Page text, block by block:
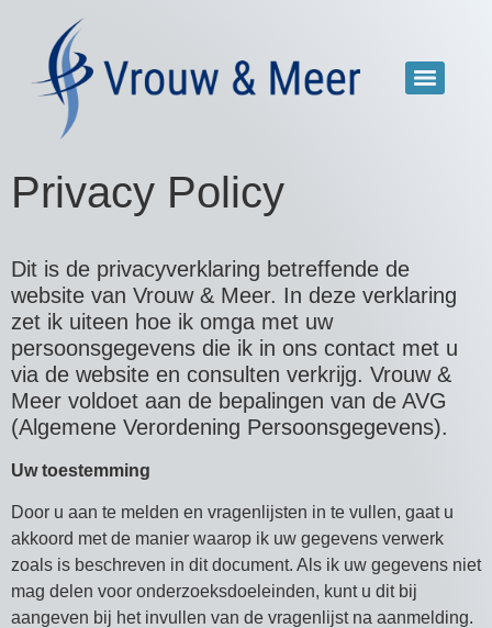
Privacy Policy
Dit is de privacyverklaring betreffende de
website van Vrouw & Meer. In deze verklaring
zet ik uiteen hoe ik omga met uw
persoonsgegevens die ik in ons contact met u
via de website en consulten verkrijg. Vrouw &
Meer voldoet aan de bepalingen van de AVG
(Algemene Verordening Persoonsgegevens).
Uw toestemming
Door u aan te melden en vragenlijsten in te vullen, gaat u
akkoord met de manier waarop ik uw gegevens verwerk
zoals is beschreven in dit document. Als ik uw gegevens niet
mag delen voor onderzoeksdoeleinden, kunt u dit bij
aangeven bij het invullen van de vragenlijst na aanmelding.